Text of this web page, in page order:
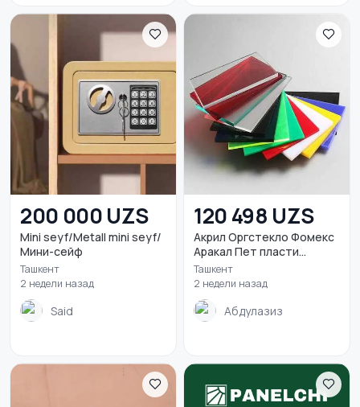
200 000 UZS
Mini seyf/Metall mini seyf/
Мини-сейф
Ташкент
2 недели назад
Said
120 498 UZS
Акрил Оргстекло Фомекс
Аракал Пет пласти...
Ташкент
2 недели назад
Абдулазиз